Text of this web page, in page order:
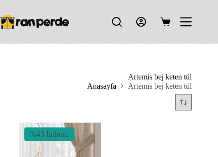
content
Shopping
Artemis bej keten tül
Anasayfa
Artemis bej keten tül
%43 İndirim